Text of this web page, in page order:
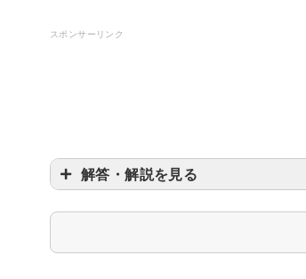
スポンサーリンク
解答・解説を見る